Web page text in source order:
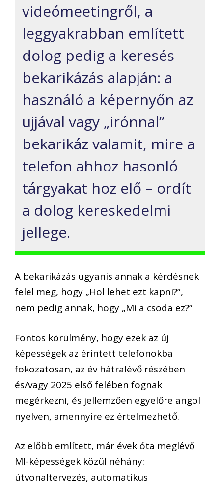
videómeetingről, a
leggyakrabban említett
dolog pedig a keresés
bekarikázás alapján: a
használó a képernyőn az
ujjával vagy „irónnal”
bekarikáz valamit, mire a
telefon ahhoz hasonló
tárgyakat hoz elő – ordít
a dolog kereskedelmi
jellege.
A bekarikázás ugyanis annak a kérdésnek
felel meg, hogy „Hol lehet ezt kapni?”,
nem pedig annak, hogy „Mi a csoda ez?”
Fontos körülmény, hogy ezek az új
képességek az érintett telefonokba
fokozatosan, az év hátralévő részében
és/vagy 2025 első felében fognak
megérkezni, és jellemzően egyelőre angol
nyelven, amennyire ez értelmezhető.
Az előbb említett, már évek óta meglévő
MI-képességek közül néhány:
útvonaltervezés, automatikus